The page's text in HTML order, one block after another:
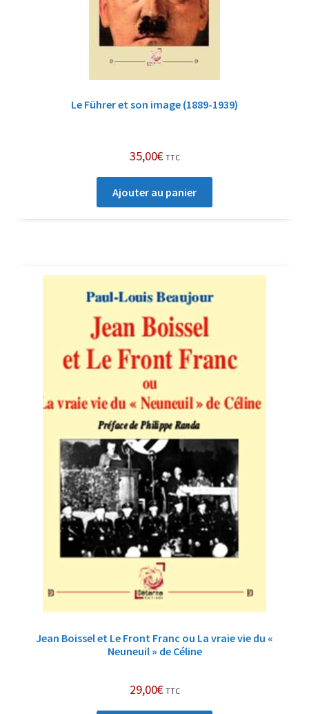
Le Führer et son image (1889-1939)
35,00€ TTC
Ajouter au panier
Jean Boissel et Le Front Franc ou La vraie vie du «
Neuneuil » de Céline
29,00€ TTC